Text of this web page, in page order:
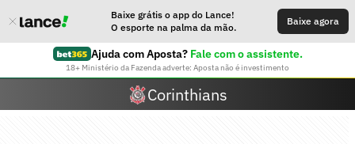
Baixe grátis o app do Lance!
O esporte na palma da mão.
Baixe agora
Ajuda com Aposta? Fale com o assistente.
18+ Ministério da Fazenda adverte: Aposta não é investimento
Corinthians